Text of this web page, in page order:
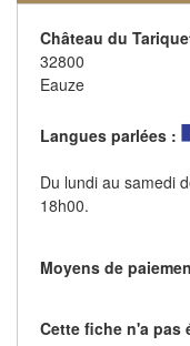
Château du
32800
Eauze
Langues parlées :
Du lundi au samedi
18h00.
Moyens de
Cette fiche n'a pas